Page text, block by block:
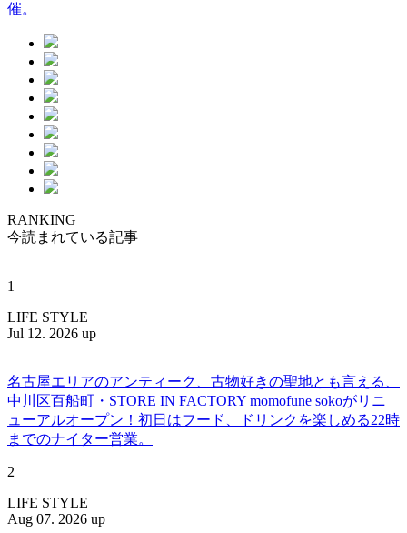
催。
RANKING
今読まれている記事
1
LIFE STYLE
Jul 12. 2026 up
名古屋エリアのアンティーク、古物好きの聖地とも言える、
中川区百船町・STORE IN FACTORY momofune sokoがリニ
ューアルオープン！初日はフード、ドリンクを楽しめる22時
までのナイター営業。
2
LIFE STYLE
Aug 07. 2026 up